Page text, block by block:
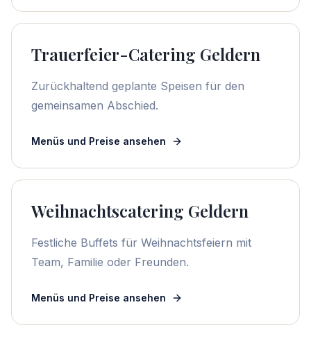
Trauerfeier-Catering Geldern
Zurückhaltend geplante Speisen für den
gemeinsamen Abschied.
Menüs und Preise ansehen
Weihnachtscatering Geldern
Festliche Buffets für Weihnachtsfeiern mit
Team, Familie oder Freunden.
Menüs und Preise ansehen